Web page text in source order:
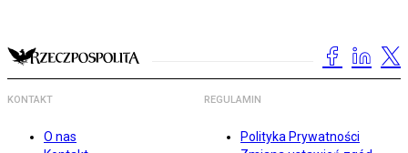
KONTAKT
O nas
REGULAMIN
Polityka Prywatności